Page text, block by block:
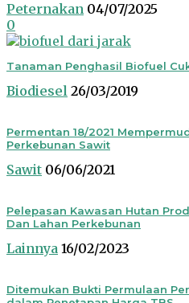
Peternakan 04/07/2025
0
Tanaman Penghasil Biofuel
Biodiesel 26/03/2019
Permentan 18/2021
Perkebunan Sawit
Sawit 06/06/2021
Pelepasan Kawasan Hutan
Dan Lahan Perkebunan
Lainnya 16/02/2023
Ditemukan Bukti Permulaan